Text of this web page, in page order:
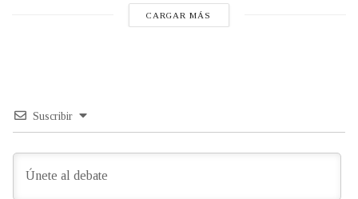
CARGAR MÁS
Suscribir